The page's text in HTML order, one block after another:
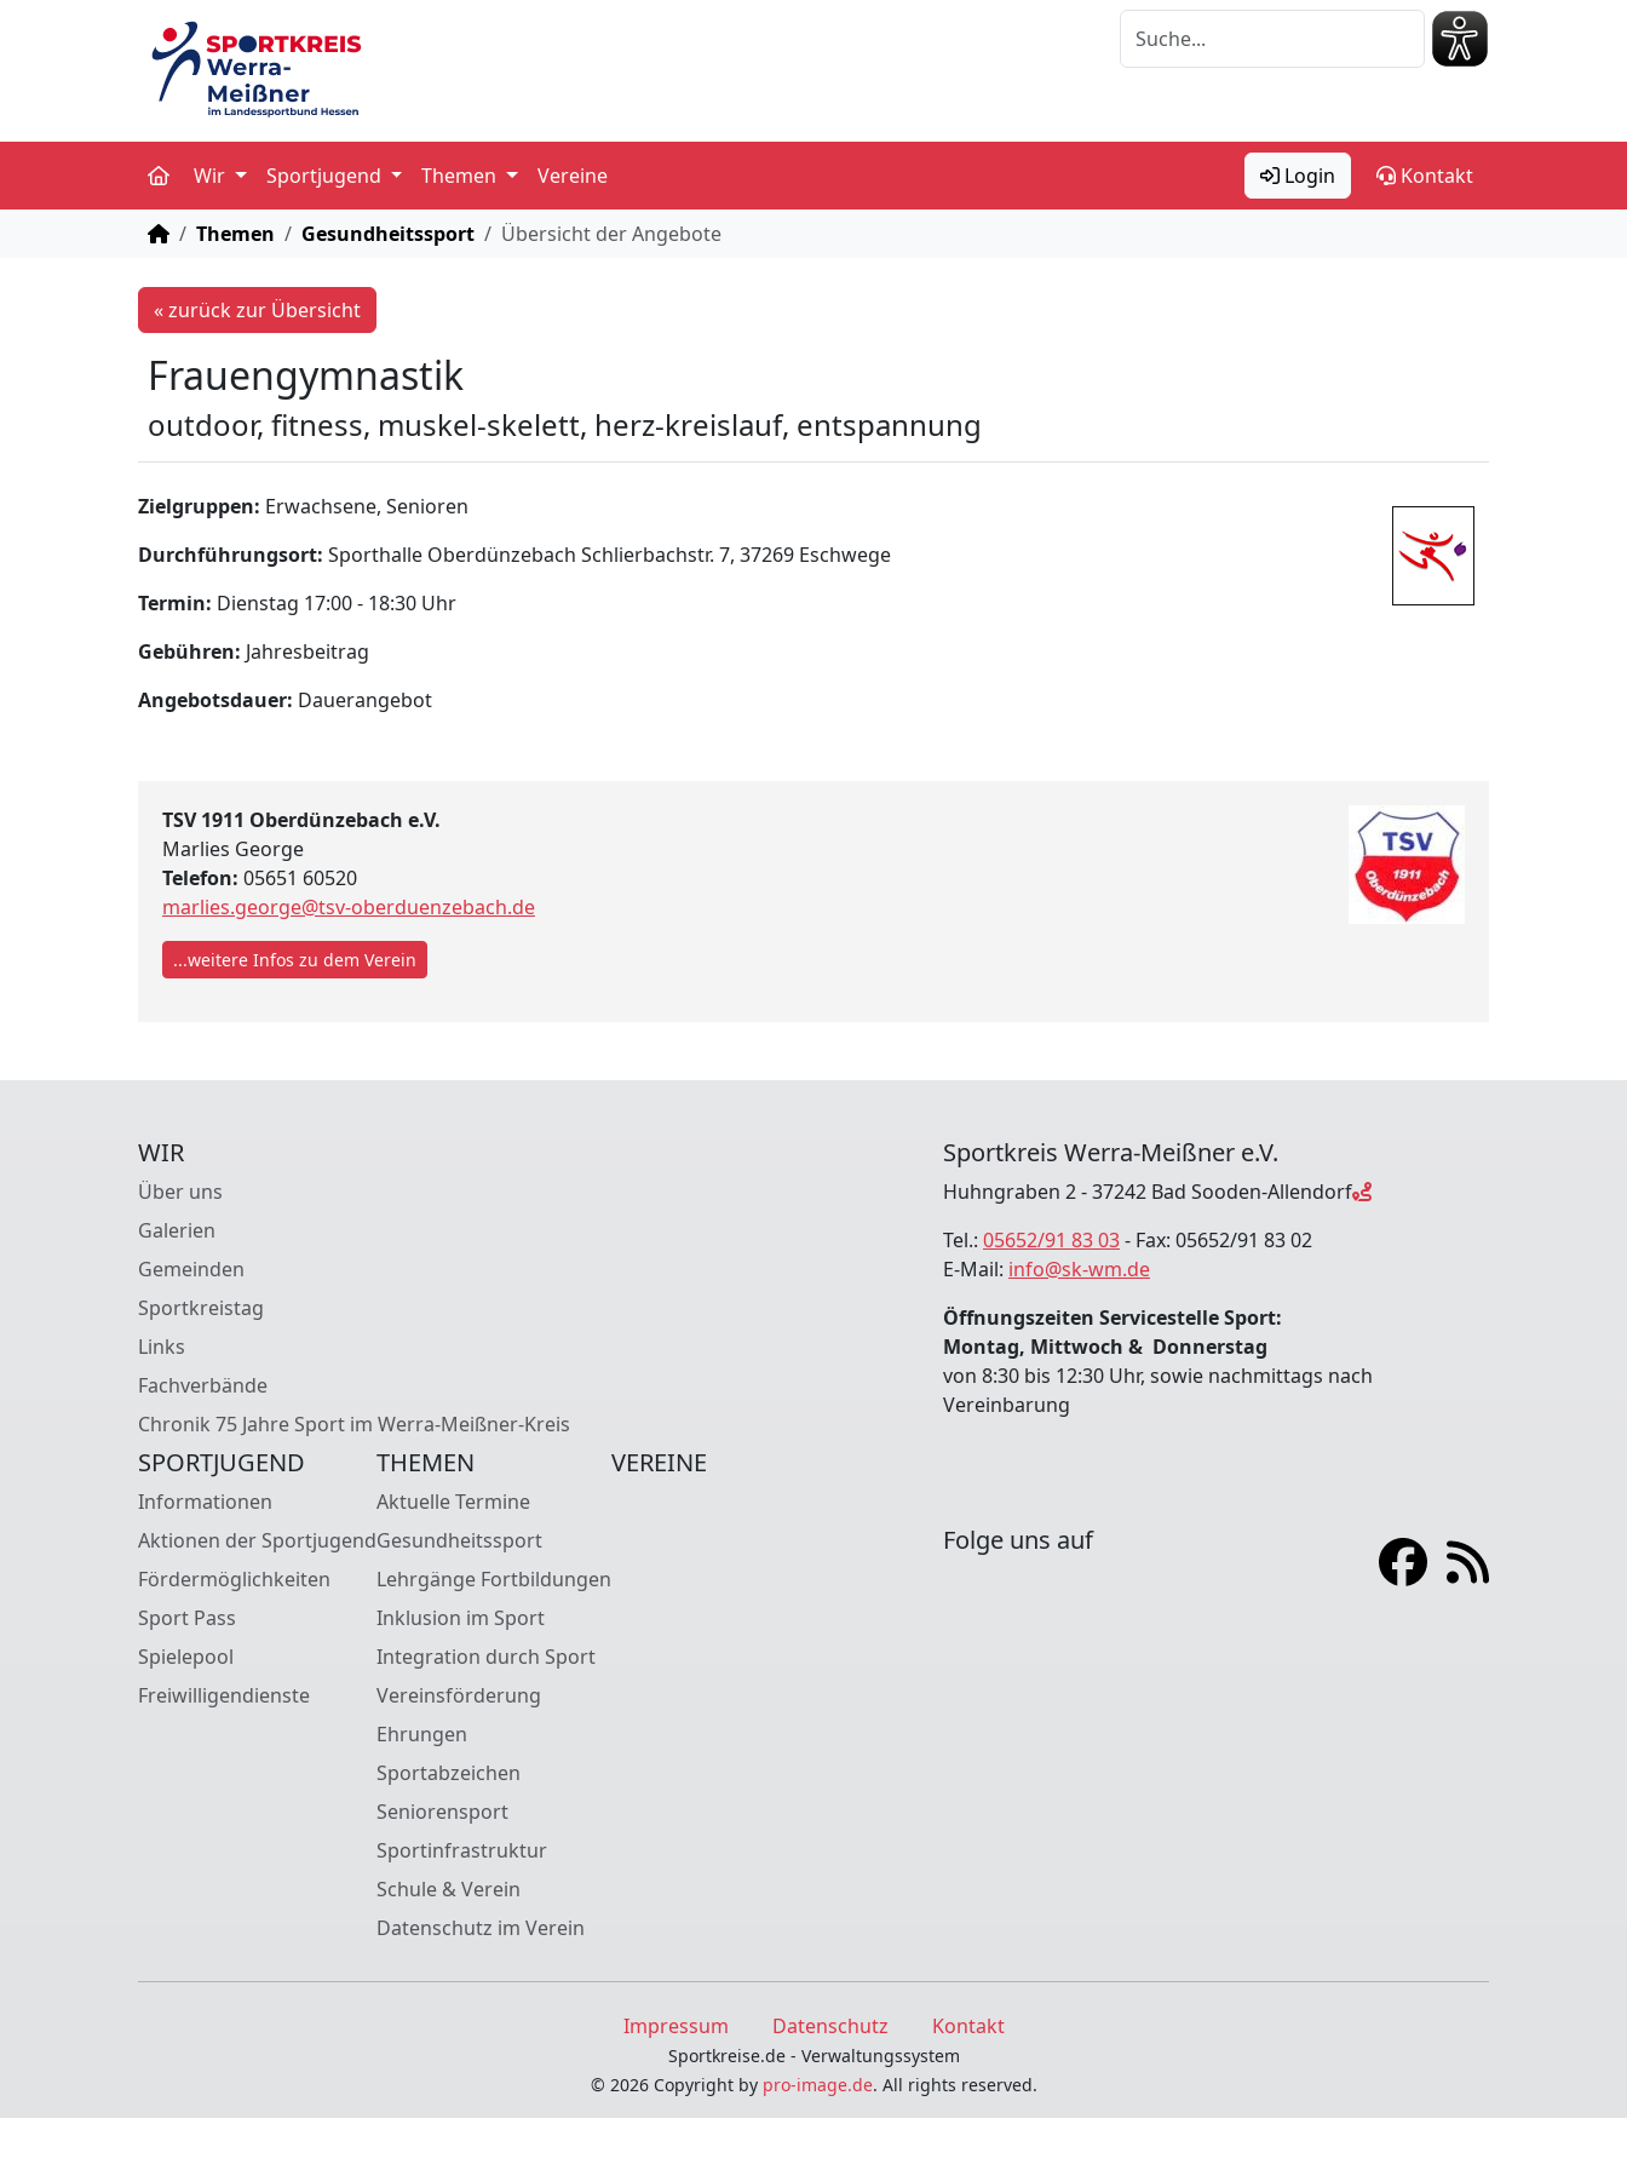
Wir Sportjugend Themen Vereine Login Kontakt
STARTSEITE
Themen Gesundheitssport Übersicht der Angebote
« zurück zur Übersicht
Frauengymnastik
outdoor, fitness, muskel-skelett, herz-kreislauf, entspannung
Zielgruppen: Erwachsene, Senioren
Durchführungsort: Sporthalle Oberdünzebach Schlierbachstr. 7, 37269 Eschwege
Termin: Dienstag 17:00 - 18:30 Uhr
Gebühren: Jahresbeitrag
Angebotsdauer: Dauerangebot
TSV 1911 Oberdünzebach e.V.
Marlies George
Telefon: 05651 60520
marlies.george@tsv-oberduenzebach.de
...weitere Infos zu dem Verein
WIR
Über uns
Galerien
Gemeinden
Sportkreistag
Links
Fachverbände
Chronik 75 Jahre Sport im Werra-Meißner-Kreis
SPORTJUGEND
Informationen
Aktionen der Sportjugend
Fördermöglichkeiten
Sport Pass
Spielepool
Freiwilligendienste
THEMEN
Aktuelle Termine
Gesundheitssport
Lehrgänge Fortbildungen
Inklusion im Sport
Integration durch Sport
Vereinsförderung
Ehrungen
Sportabzeichen
Seniorensport
Sportinfrastruktur
Schule & Verein
Datenschutz im Verein
VEREINE
Sportkreis Werra-Meißner e.V.
Huhngraben 2 - 37242 Bad Sooden-Allendorf
Tel.: 05652/91 83 03- Fax: 05652/91 83 02
E-Mail: info@sk-wm.de
Öffnungszeiten Servicestelle Sport:
Montag, Mittwoch & Donnerstag
von 8:30 bis 12:30 Uhr, sowie nachmittags nach
Vereinbarung
Folge uns auf
Impressum Datenschutz Kontakt
Sportkreise.de - Verwaltungssystem
© 2026 Copyright by pro-image.de. All rights reserved.